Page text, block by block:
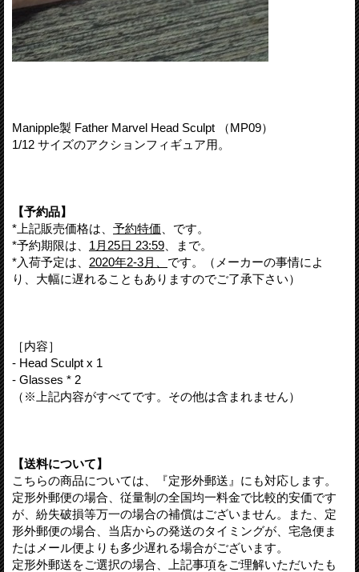
Manipple製 Father Marvel Head Sculpt （MP09）
1/12 サイズのアクションフィギュア用。
【予約品】
*上記販売価格は、 予約特価 、です。
*予約期限は、 1月25日 23:59 、まで。
*入荷予定は、 2020年2-3月、 です。（メーカーの事情によ
り、大幅に遅れることもありますのでご了承下さい）
［内容］
- Head Sculpt x 1
- Glasses * 2
（※上記内容がすべてです。その他は含まれません）
【送料について】
こちらの商品については、『定形外郵送』にも対応します。
定形外郵便の場合、従量制の全国均一料金で比較的安価です
が、紛失破損等万一の場合の補償はございません。また、定
形外郵便の場合、当店からの発送のタイミングが、宅急便ま
たはメール便よりも多少遅れる場合がございます。
定形外郵送をご選択の場合、上記事項をご理解いただいたも